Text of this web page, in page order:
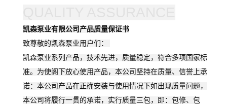
凯森泵业有限公司产品质量保证书
致尊敬的凯森泵业用户们：
凯森泵业系列产品，技术先进，质量稳定，符合多项国家标
准。为使阁下放心使用产品，本公司坚持在质量、信誉上承
诺：本公司产品在正确安装与使用情况下如出现质量问题，
本公司将履行一贯的承诺，实行质量三包，即：包修、包